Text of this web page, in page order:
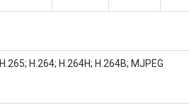
H.265; H.264; H.264H; H.264B; MJPEG